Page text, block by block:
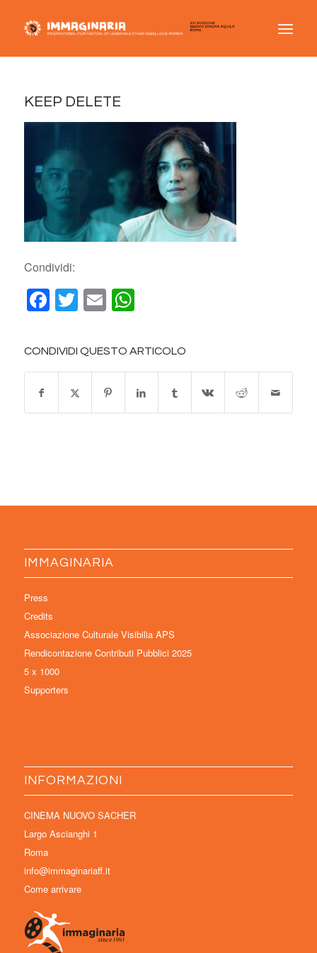
KEEP DELETE
Condividi:
Facebook
Twitter
EmailWhatsApp
CONDIVIDI QUESTO ARTICOLO
IMMAGINARIA
Press
Credits
Associazione Culturale Visibilia APS
Rendicontazione Contributi Pubblici 2025
5 x 1000
Supporters
INFORMAZIONI
CINEMA NUOVO SACHER
Largo Ascianghi 1
Roma
info@immaginariaff.it
Come arrivare